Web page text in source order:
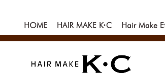
HOME
HAIR MAKE
K･C
Hair make
Effet